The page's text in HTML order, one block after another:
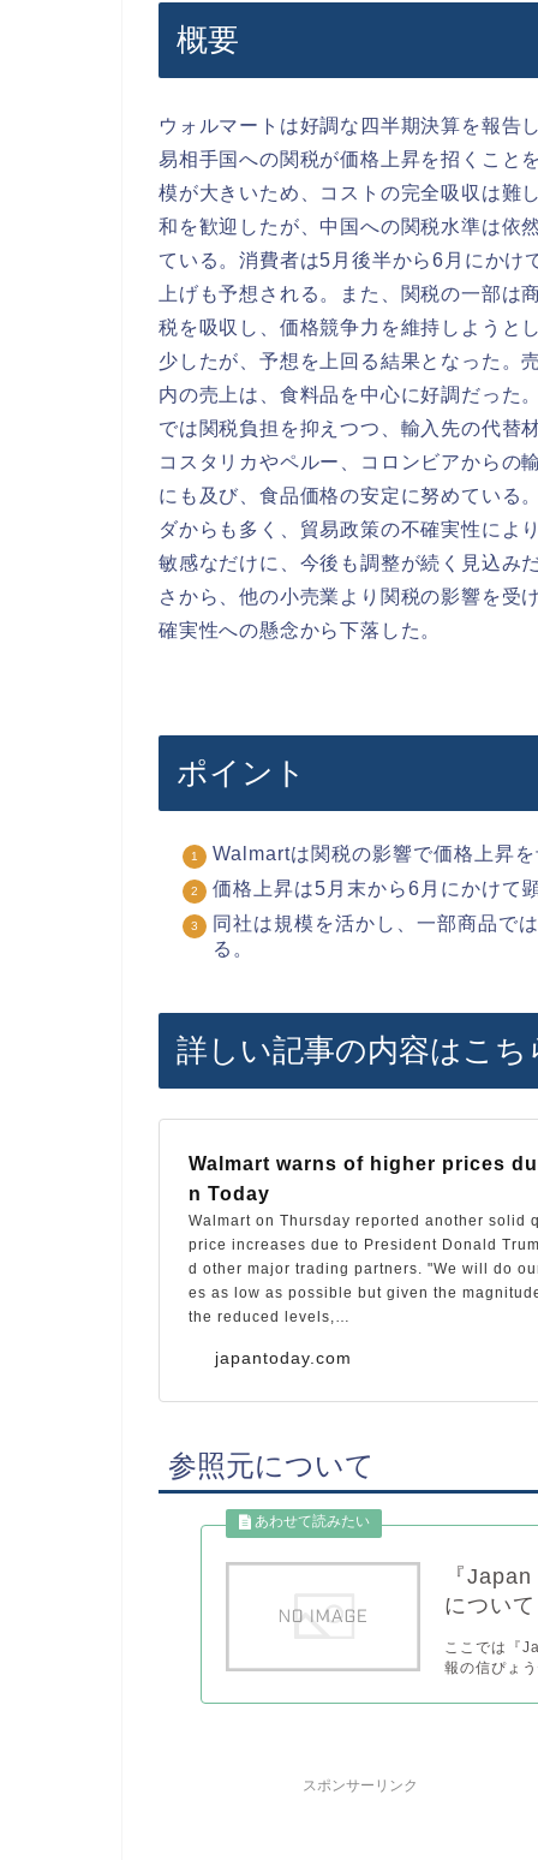
概要
ウォルマートは好調な四半期決算を報告
易相手国への関税が価格上昇を招くこと
模が大きいため、コストの完全吸収は難
和を歓迎したが、中国への関税水準は依
ている。消費者は5月後半から6月にかけ
上げも予想される。また、関税の一部
税を吸収し、価格競争力を維持しようと
少したが、予想を上回る結果となった。
内の売上は、食料品を中心に好調だった
では関税負担を抑えつつ、輸入先の代替
コスタリカやペルー、コロンビアからの
にも及び、食品価格の安定に努めている
ダからも多く、貿易政策の不確実性によ
敏感なだけに、今後も調整が続く見込み
さから、他の小売業より関税の影響を受
確実性への懸念から下落した。
ポイント
Walmartは関税の影響で価格上昇
価格上昇は5月末から6月にかけて
同社は規模を活かし、一部商品で
る。
詳しい記事の内容はこち
japantoday.com
Walmart warns of higher prices
n Today
Walmart on Thursday reported another solid
price increases due to President Donald
d other major trading partners. "We will do
es as low as possible but given the
the reduced levels,…
参照元について
『
について
ここでは『
報の信ぴょ
スポンサーリンク